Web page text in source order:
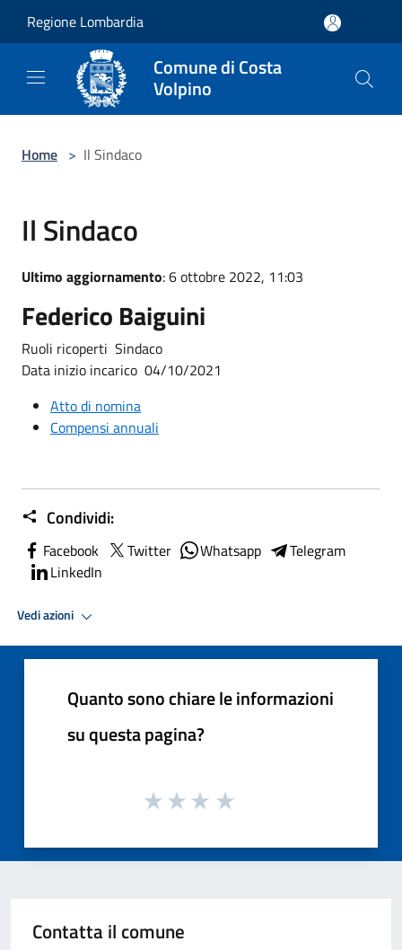
Regione Lombardia
Comune di Costa
Volpino
Home > Il Sindaco
Il Sindaco
Ultimo aggiornamento: 6 ottobre 2022, 11:03
Federico Baiguini
Ruoli ricoperti Sindaco
Data inizio incarico 04/10/2021
Atto di nomina
Compensi annuali
Condividi:
Facebook Twitter Whatsapp
Telegram
LinkedIn
Vedi azioni
Quanto sono chiare le informazioni
su questa pagina?
Contatta il comune